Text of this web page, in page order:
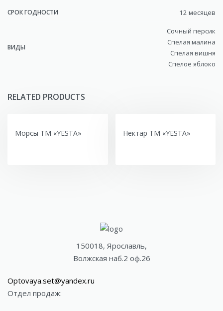
СРОК ГОДНОСТИ 12 месяцев
ВИДЫ
Сочный персик
Спелая малина
Спелая вишня
Спелое яблоко
RELATED PRODUCTS
Морсы ТМ «YESTA» Нектар ТМ «YESTA»
150018, Ярославль,
Волжская наб.2 оф.26
Optovaya.set@yandex.ru
Отдел продаж: